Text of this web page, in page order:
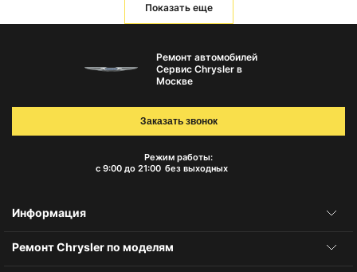
Показать еще
Ремонт автомобилей
Сервис Chrysler в
Москве
Режим работы:
с 9:00 до 21:00 без выходных
Заказать звонок
Информация
Ремонт Chrysler по моделям